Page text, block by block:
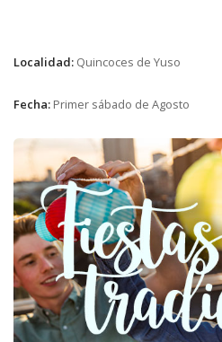
Localidad: Quincoces de Yuso
Fecha: Primer sábado de Agosto